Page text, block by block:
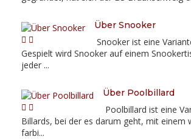
Über Snooker
Snooker ist eine
Gespielt wird Snooker auf einem
jeder ...
Über Poolbillard
Poolbillard ist eine
Billards, bei der es darum geht, mit einem
farbi...